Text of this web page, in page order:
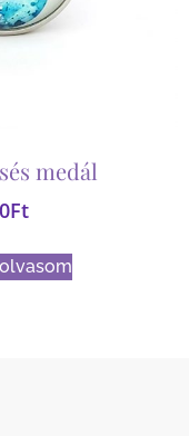
medál
Ft